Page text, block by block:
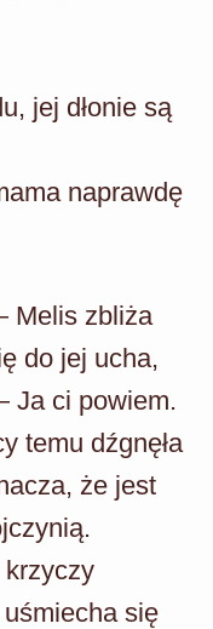
jej dłonie są
naprawdę
zbliża
do jej ucha,
Ja ci powiem.
temu dźgnęła
że jest
się